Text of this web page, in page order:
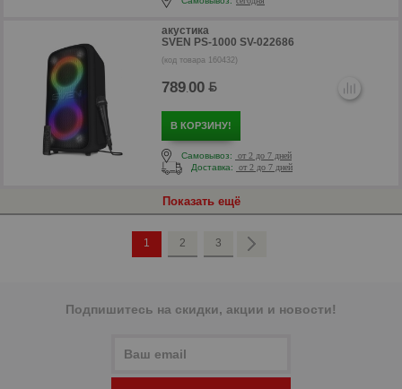
акустика
SVEN PS-1000 SV-022686
(код товара 160432)
789.00
В КОРЗИНУ!
Самовывоз:
от 2 до 7 дней
Доставка:
от 2 до 7 дней
Показать ещё
1 2 3
Подпишитесь на скидки, акции и новости!